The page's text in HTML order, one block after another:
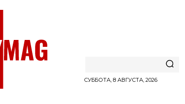
СУББОТА, 8 АВГУСТА, 2026